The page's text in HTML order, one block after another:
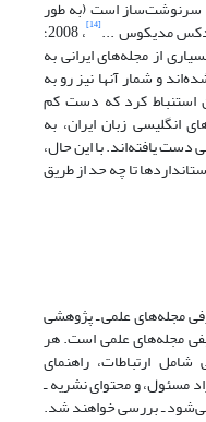
سرنوشت‌ساز است (به طور
مدیکوس ...[14] ، 2008؛
از مجله‌های ایرانی به
و شمار آنها نیز رو به
استنباط کرد که دست کم
انگلیسی زبان ایران، به
دست یافته‌اند. با این حال،‌
تا چه حد از طریق
مجله‌های علمی ـ پژوهشی
مجله‌های علمی است. هر
ارتباطات، راهنمای
مسئول، و محتوای نشریه ـ
ـ بررسی خواهند شد.